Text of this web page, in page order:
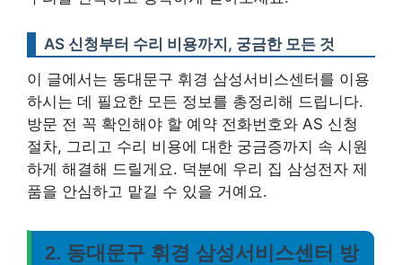
AS 신청부터 수리 비용까지, 궁금한 모든 것
이 글에서는 동대문구 휘경 삼성서비스센터를 이용
하시는 데 필요한 모든 정보를 총정리해 드립니다.
방문 전 꼭 확인해야 할 예약 전화번호와 AS 신청
절차, 그리고 수리 비용에 대한 궁금증까지 속 시원
하게 해결해 드릴게요. 덕분에 우리 집 삼성전자 제
품을 안심하고 맡길 수 있을 거예요.
2. 동대문구 휘경 삼성서비스센터 방